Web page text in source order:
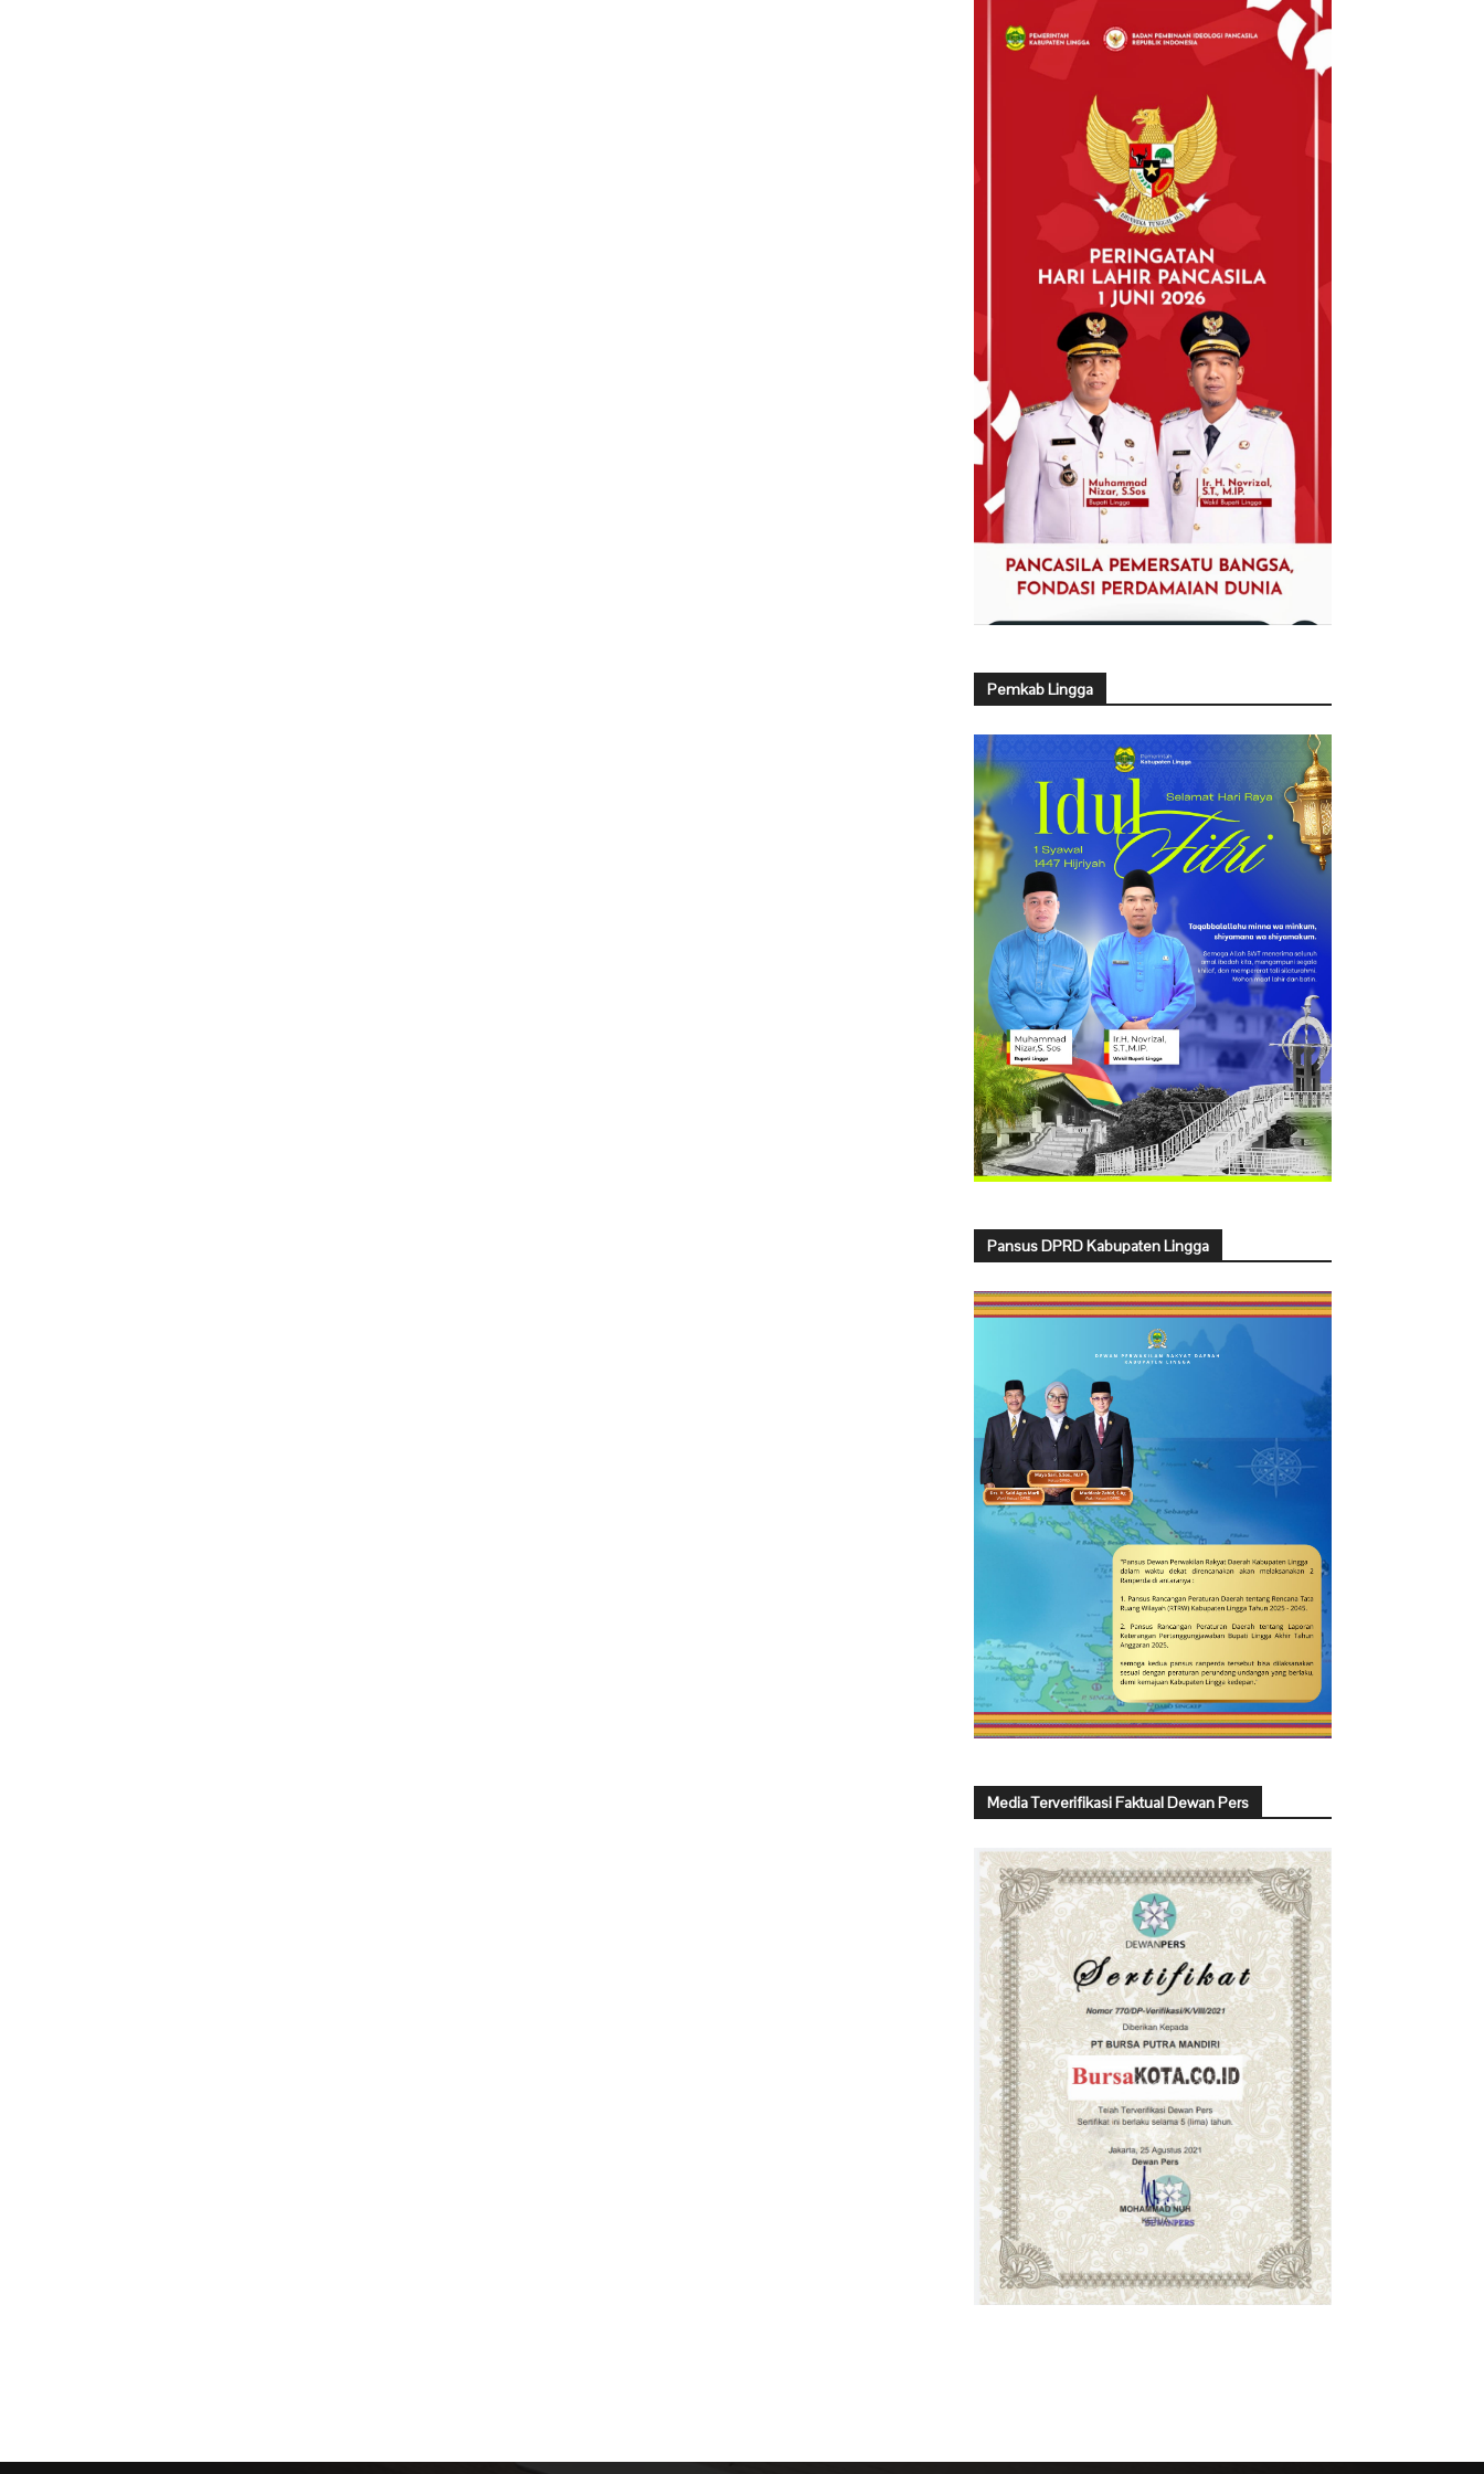
Pemkab Lingga
Pansus DPRD Kabupaten Lingga
Media Terverifikasi Faktual Dewan Pers